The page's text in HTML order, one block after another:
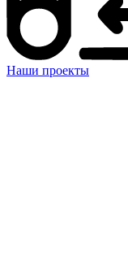
Наши проекты